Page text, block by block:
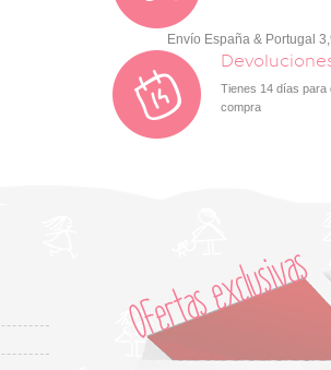
Envío España & Portugal
Tienes 14 días para
compra